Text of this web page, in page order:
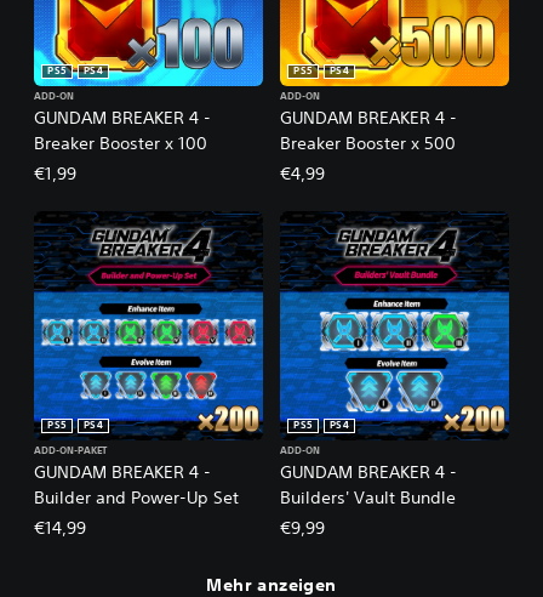
GUNDAM BREAKER 4 -
Breaker Booster x 100
PS5
PS4
ADD-ON
€1,99
GUNDAM BREAKER 4 -
Breaker Booster x 500
PS5
PS4
ADD-ON
€4,99
GUNDAM BREAKER 4 -
Builder and Power-Up Set
PS5
PS4
ADD-ON-PAKET
€14,99
GUNDAM BREAKER 4 -
Builders' Vault Bundle
PS5
PS4
ADD-ON
€9,99
Mehr anzeigen